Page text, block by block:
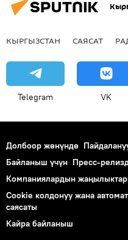
КЫРГЫЗСТАН САЯСАТ
Telegram VK
Долбоор жөнүндө
Байланыш үчүн Пресс-
Компаниялардын
Cookie колдонуу жана
саясаты
Кайра байланыш